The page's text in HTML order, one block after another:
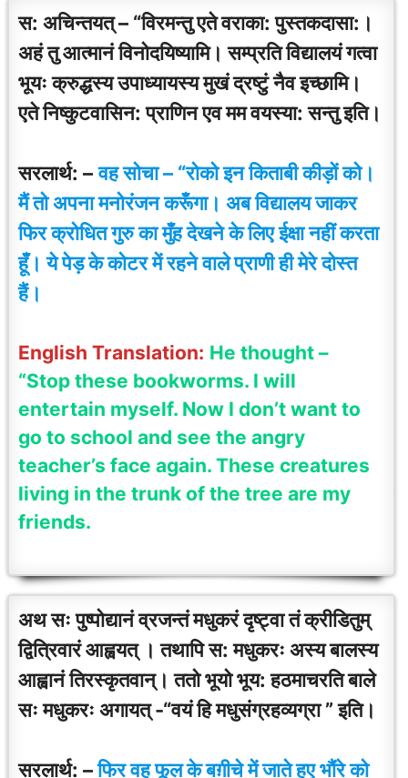
स: अचिन्तयत् – “विरमन्तु एते वराका: पुस्तकदासा:।
अहं तु आत्मानं विनोदयिष्यामि। सम्प्रति विद्यालयं गत्वा
भूयः क्रुद्धस्य उपाध्यायस्य मुखं द्रष्टुं नैव इच्छामि।
एते निष्कुटवासिन: प्राणिन एव मम वयस्या: सन्तु इति।
सरलार्थ: – वह सोचा – “रोको इन किताबी कीड़ों को।
मैं तो अपना मनोरंजन करूँगा। अब विद्यालय जाकर
फिर क्रोधित गुरु का मुँह देखने के लिए ईक्षा नहीं करता
हूँ। ये पेड़ के कोटर में रहने वाले प्राणी ही मेरे दोस्त
हैं।
English Translation: He thought –
“Stop these bookworms. I will
entertain myself. Now I don’t want to
go to school and see the angry
teacher’s face again. These creatures
living in the trunk of the tree are my
friends.
अथ सः पुष्पोद्यानं व्रजन्तं मधुकरं दृष्ट्वा तं क्रीडितुम्
द्वित्रिवारं आह्वयत् । तथापि स: मधुकरः अस्य बालस्य
आह्वानं तिरस्कृतवान्। ततो भूयो भूय: हठमाचरति बाले
सः मधुकरः अगायत् -“वयं हि मधुसंग्रहव्यग्रा ” इति।
सरलार्थ: –फिर वह फूल के बग़ीचे में जाते हुए भौंरे को